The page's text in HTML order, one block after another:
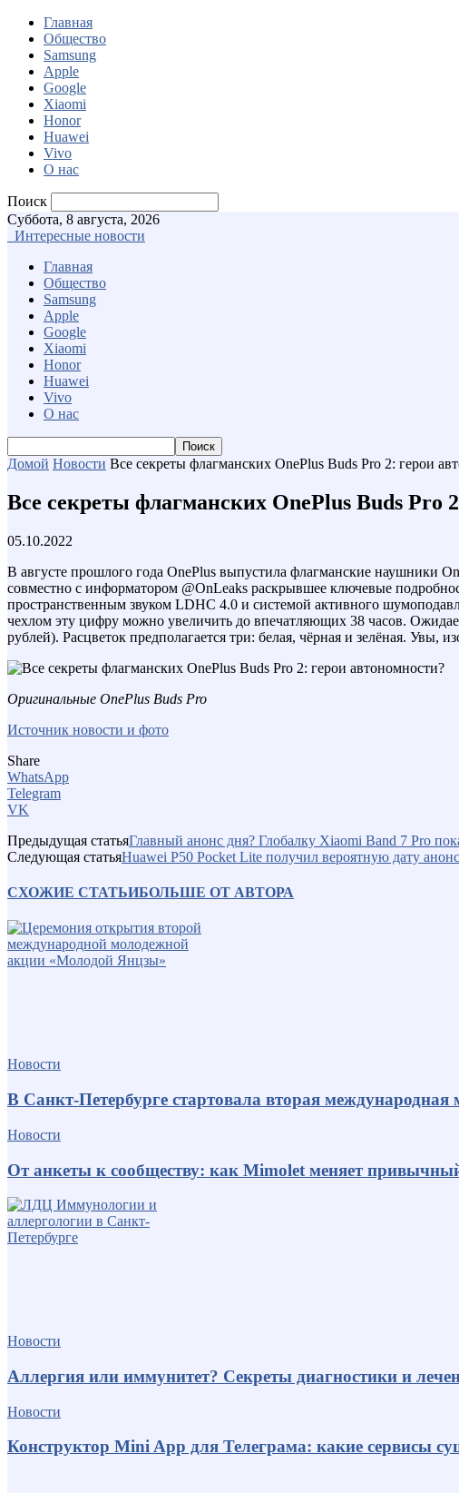
Главная
Общество
Samsung
Apple
Google
Xiaomi
Honor
Huawei
Vivo
О нас
Поиск
Суббота, 8 августа, 2026
Интересные новости
Главная
Общество
Samsung
Apple
Google
Xiaomi
Honor
Huawei
Vivo
О нас
Домой Новости Все секреты флагманских OnePlus Buds Pro 2: герои
Все секреты флагманских OnePlus Buds Pro
05.10.2022
В августе прошлого года OnePlus выпустила флагманские наушники
совместно с информатором @OnLeaks раскрывшее ключевые
пространственным звуком LDHC 4.0 и системой активного
чехлом эту цифру можно увеличить до впечатляющих 38 часов.
рублей). Расцветок предполагается три: белая, чёрная и зелёная. Увы,
Оригинальные OnePlus Buds Pro
Источник новости и фото
Share
WhatsApp
Telegram
VK
Предыдущая статьяГлавный анонс дня? Глобалку Xiaomi Band 7 Pro
Следующая статьяHuawei P50 Pocket Lite получил вероятную дату
СХОЖИЕ СТАТЬИБОЛЬШЕ ОТ АВТОРА
Новости
В Санкт-Петербурге стартовала вторая
Новости
От анкеты к сообществу: как Mimolet меняет
Новости
Аллергия или иммунитет? Секреты диагностики и
Новости
Конструктор Mini App для Телеграма: какие сервисы